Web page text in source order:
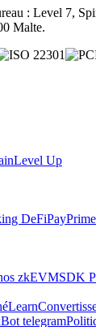
: Level 7,
Malte.
Level Up
DeFiPayPrime
zkEVMSDK
Learn
Bot telegram